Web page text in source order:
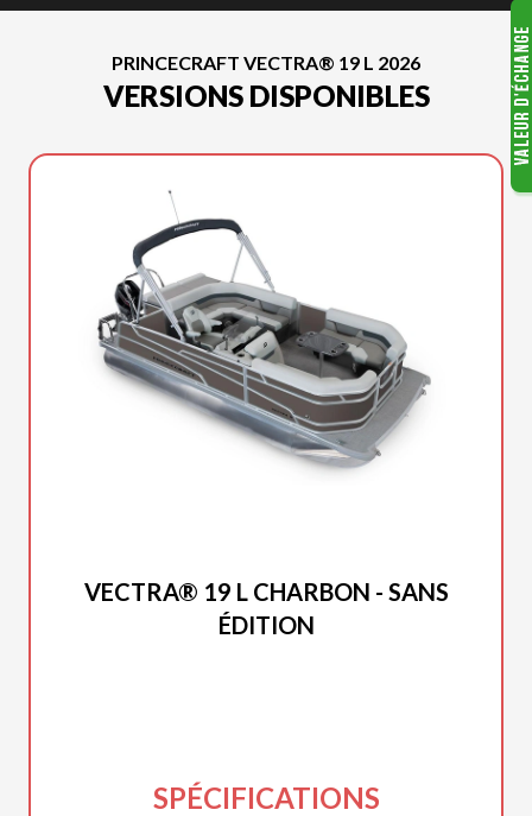
PRINCECRAFT VECTRA® 19 L 2026
VERSIONS DISPONIBLES
VECTRA® 19 L CHARBON - SANS
ÉDITION
SPÉCIFICATIONS